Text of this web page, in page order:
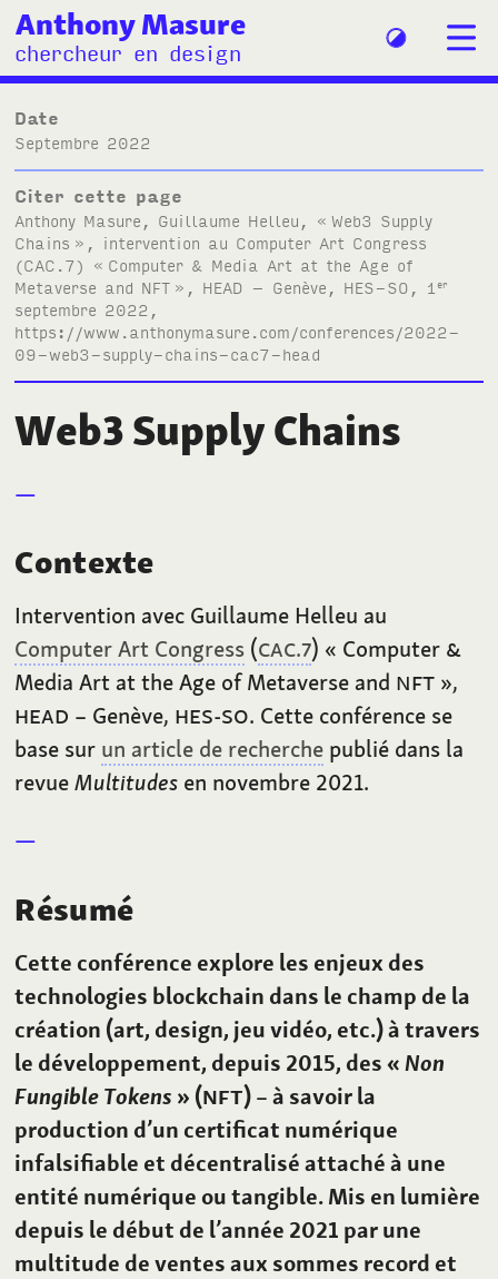
Anthony Masure
chercheur en design
Date
septembre 2022
Citer cette page
Anthony Masure, Guillaume Helleu, « Web3 Supply
Chains », intervention au Computer Art Congress
(CAC.7) « Computer & Media Art at the Age of
Metaverse and NFT », HEAD – Genève, HES-SO , 1 er
septembre 2022,
https://www.anthonymasure.com/conferences/2022-
09-web3-supply-chains-cac7-head
Web3 Supply Chains
Contexte
Intervention avec Guillaume Helleu au
Computer Art Congress (CAC.7) « Computer &
Media Art at the Age of Metaverse and NFT »,
HEAD – Genève, HES-SO. Cette conférence se
base sur un article de recherche publié dans la
revueMultitudes en novembre 2021.
Résumé
Cette conférence explore les enjeux des
technologies blockchain dans le champ de la
création (art, design, jeu vidéo, etc.) à travers
le développement, depuis 2015, des « Non
Fungible Tokens » (NFT) – à savoir la
production d’un certificat numérique
infalsifiable et décentralisé attaché à une
entité numérique ou tangible. Mis en lumière
depuis le début de l’année 2021 par une
multitude de ventes aux sommes record et